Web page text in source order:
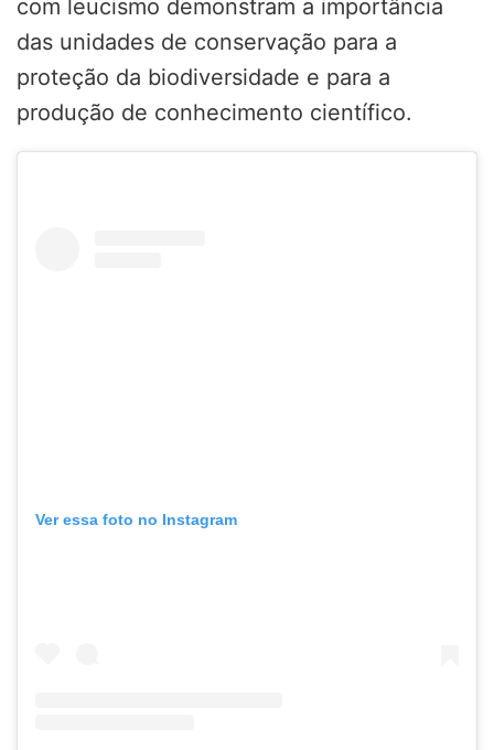
com leucismo demonstram a importância
das unidades de conservação para a
proteção da biodiversidade e para a
produção de conhecimento científico.
Ver essa foto no Instagram